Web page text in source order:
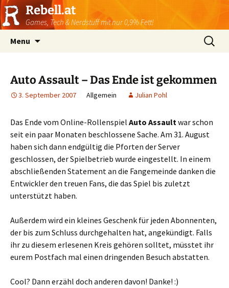
Rebell.at
Games, Tech & Nerdstuff mit nur 0,9% Fett!
Menu
Suchen
nach:
Auto Assault – Das Ende ist gekommen
3. September 2007 Allgemein Julian Pohl
Das Ende vom Online-Rollenspiel Auto Assaultwar schon
seit ein paar Monaten beschlossene Sache. Am 31. August
haben sich dann endgültig die Pforten der Server
geschlossen, der Spielbetrieb wurde eingestellt. In einem
abschließenden Statement an die Fangemeinde danken die
Entwickler den treuen Fans, die das Spiel bis zuletzt
unterstützt haben.
Außerdem wird ein kleines Geschenk für jeden Abonnenten,
der bis zum Schluss durchgehalten hat, angekündigt. Falls
ihr zu diesem erlesenen Kreis gehören solltet, müsstet ihr
eurem Postfach mal einen dringenden Besuch abstatten.
Cool? Dann erzähl doch anderen davon! Danke! :)